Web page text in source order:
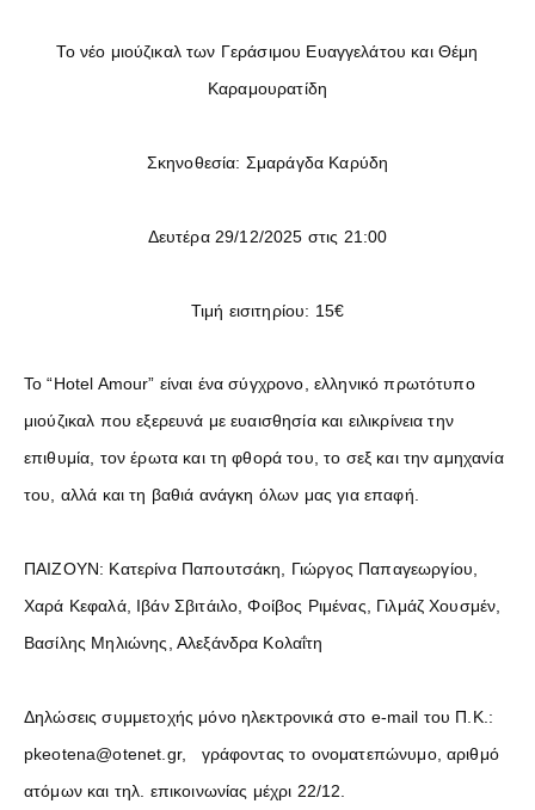
Το νέο μιούζικαλ των Γεράσιμου Ευαγγελάτου και Θέμη
Καραμουρατίδη
Σκηνοθεσία: Σμαράγδα Καρύδη
Δευτέρα 29/12/2025 στις 21:00
Τιμή εισιτηρίου: 15€
Το “Hotel Amour” είναι ένα σύγχρονο, ελληνικό πρωτότυπο
μιούζικαλ που εξερευνά με ευαισθησία και ειλικρίνεια την
επιθυμία, τον έρωτα και τη φθορά του, το σεξ και την αμηχανία
του, αλλά και τη βαθιά ανάγκη όλων μας για επαφή.
ΠΑΙΖΟΥΝ: Κατερίνα Παπουτσάκη, Γιώργος Παπαγεωργίου,
Χαρά Κεφαλά, Ιβάν Σβιτάιλο, Φοίβος Ριμένας, Γιλμάζ Χουσμέν,
Βασίλης Μηλιώνης, Αλεξάνδρα Κολαΐτη
Δηλώσεις συμμετοχής μόνο ηλεκτρονικά στο e-mail του Π.Κ.:
pkeotena@otenet.gr, γράφοντας το ονοματεπώνυμο, αριθμό
ατόμων και τηλ. επικοινωνίας μέχρι 22/12.